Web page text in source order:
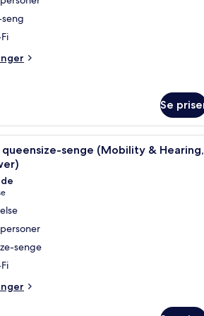
seng
Se
Et hotelværelse med to
senge (Mobility & Hearing,
senge